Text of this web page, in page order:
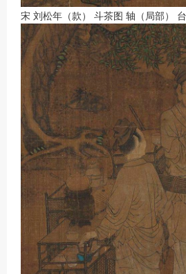
宋 刘松年（款） 斗茶图 轴（局部）